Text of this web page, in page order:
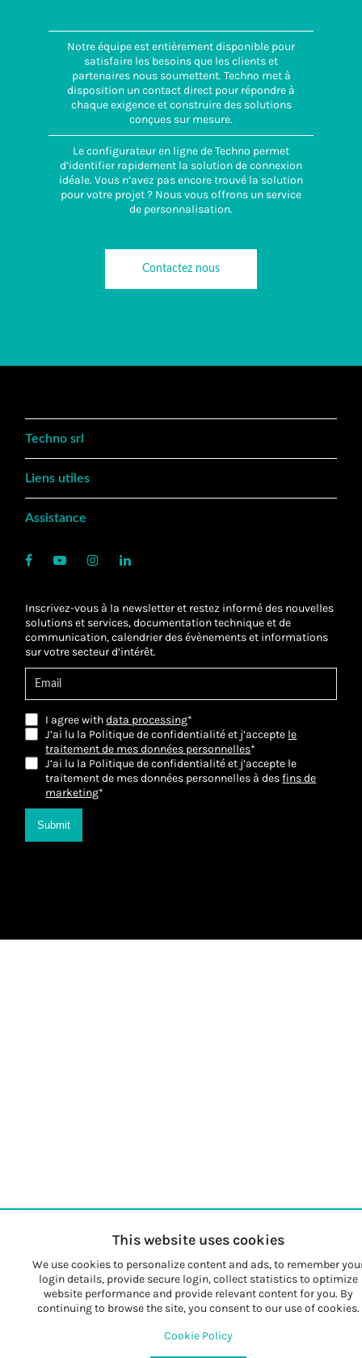
Notre équipe est entièrement disponible pour
satisfaire les besoins que les clients et
partenaires nous soumettent. Techno met à
disposition un contact direct pour répondre à
chaque exigence et construire des solutions
conçues sur mesure.
Le configurateur en ligne de Techno permet
d’identifier rapidement la solution de connexion
idéale. Vous n’avez pas encore trouvé la solution
pour votre projet ? Nous vous offrons un service
de personnalisation.
Contactez nous
Techno srl
Liens utiles
Assistance
Inscrivez-vous à la newsletter et restez informé des nouvelles
solutions et services, documentation technique et de
communication, calendrier des évènements et informations
sur votre secteur d’intérêt.
I agree withdata processing*
J’ai lu la Politique de confidentialité et j’accepte le
traitement de mes données personnelles*
J’ai lu la Politique de confidentialité et j’accepte le
traitement de mes données personnelles à desfins de
marketing*
Submit
This website uses cookies
We use cookies to personalize content and ads, to remember
login details, provide secure login, collect statistics to optimize
website performance and provide relevant content for you. By
continuing to browse the site, you consent to our use of cookies.
Cookie Policy